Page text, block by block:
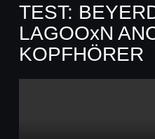
TEST:
LAGOOxN
KOPFHÖRER